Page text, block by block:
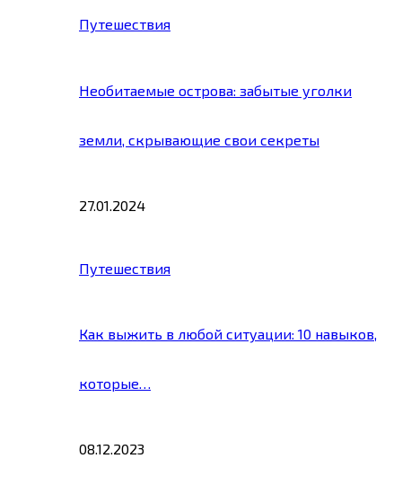
Путешествия
Необитаемые острова: забытые уголки
земли, скрывающие свои секреты
27.01.2024
Путешествия
Как выжить в любой ситуации: 10 навыков,
которые…
08.12.2023